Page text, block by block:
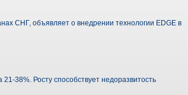
СНГ, объявляет о внедрении технологии EDGE в
38%. Росту способствует недоразвитость